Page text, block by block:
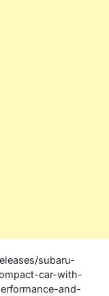
subaru-
car-with-
and-